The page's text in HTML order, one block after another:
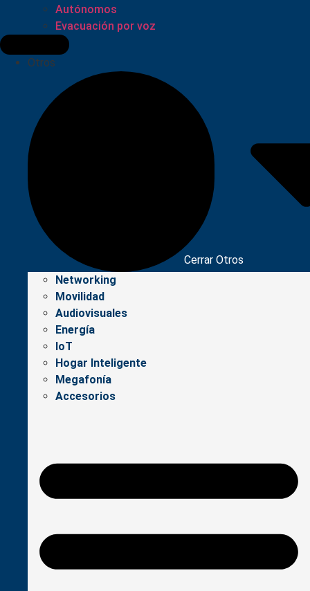
Autónomos
Evacuación por voz
Otros
Cerrar Otros
Networking
Movilidad
Audiovisuales
Energía
IoT
Hogar Inteligente
Megafonía
Accesorios